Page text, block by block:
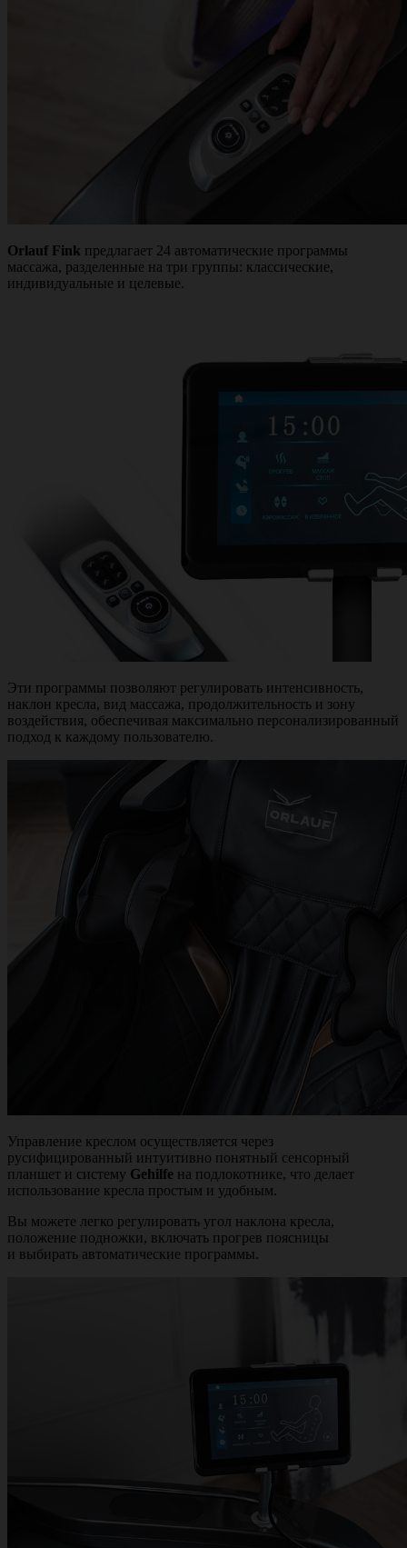
Orlauf Fink предлагает 24 автоматические программы
массажа, разделенные на три группы: классические,
индивидуальные и целевые.
Эти программы позволяют регулировать интенсивность,
наклон кресла, вид массажа, продолжительность и зону
воздействия, обеспечивая максимально персонализированный
подход к каждому пользователю.
Управление креслом осуществляется через
русифицированный интуитивно понятный сенсорный
планшет и систему Gehilfe на подлокотнике, что делает
использование кресла простым и удобным.
Вы можете легко регулировать угол наклона кресла,
положение подножки, включать прогрев поясницы
и выбирать автоматические программы.